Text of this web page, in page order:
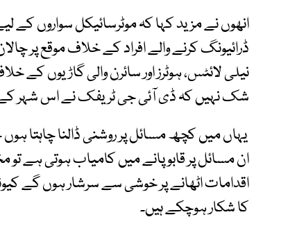
انھوں نے مزید کہا کہ موٹرسائیکل سواروں کے
ڈرائیونگ کرنے والے افراد کے خلاف موقع پر
نیلی لائٹس، ہوٹرز اور سائرن والی گاڑیوں کے
شک نہیں کہ ڈی آئی جی ٹریفک نے اس شہر
یہاں میں کچھ مسائل پر روشنی ڈالنا چاہتا
ان مسائل پر قابو پانے میں کامیاب ہوتی ہے
اقدامات اٹھانے پر خوشی سے سرشار ہوں گے
کا شکار ہوچکے ہیں۔